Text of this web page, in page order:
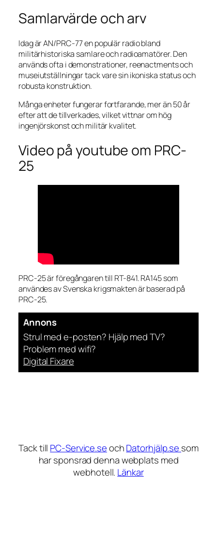
Samlarvärde och arv
Idag är AN/PRC-77 en populär radio bland
militärhistoriska samlare och radioamatörer. Den
används ofta i demonstrationer, reenactments och
museiutställningar tack vare sin ikoniska status och
robusta konstruktion.
Många enheter fungerar fortfarande, mer än 50 år
efter att de tillverkades, vilket vittnar om hög
ingenjörskonst och militär kvalitet.
Video på youtube om PRC-
25
PRC-25 är föregångaren till RT-841. RA145 som
användes av Svenska krigsmakten är baserad på
PRC-25.
Annons
Strul med e-posten? Hjälp med TV?
Problem med wifi?
Digital Fixare
Tack till PC-Service.seochDatorhjälp.se som
har sponsrad denna webplats med
webhotell. Länkar